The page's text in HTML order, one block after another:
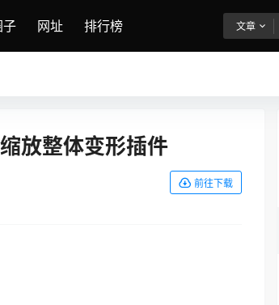
子 网址 排行榜 文章
放整体变形插件
前往下载